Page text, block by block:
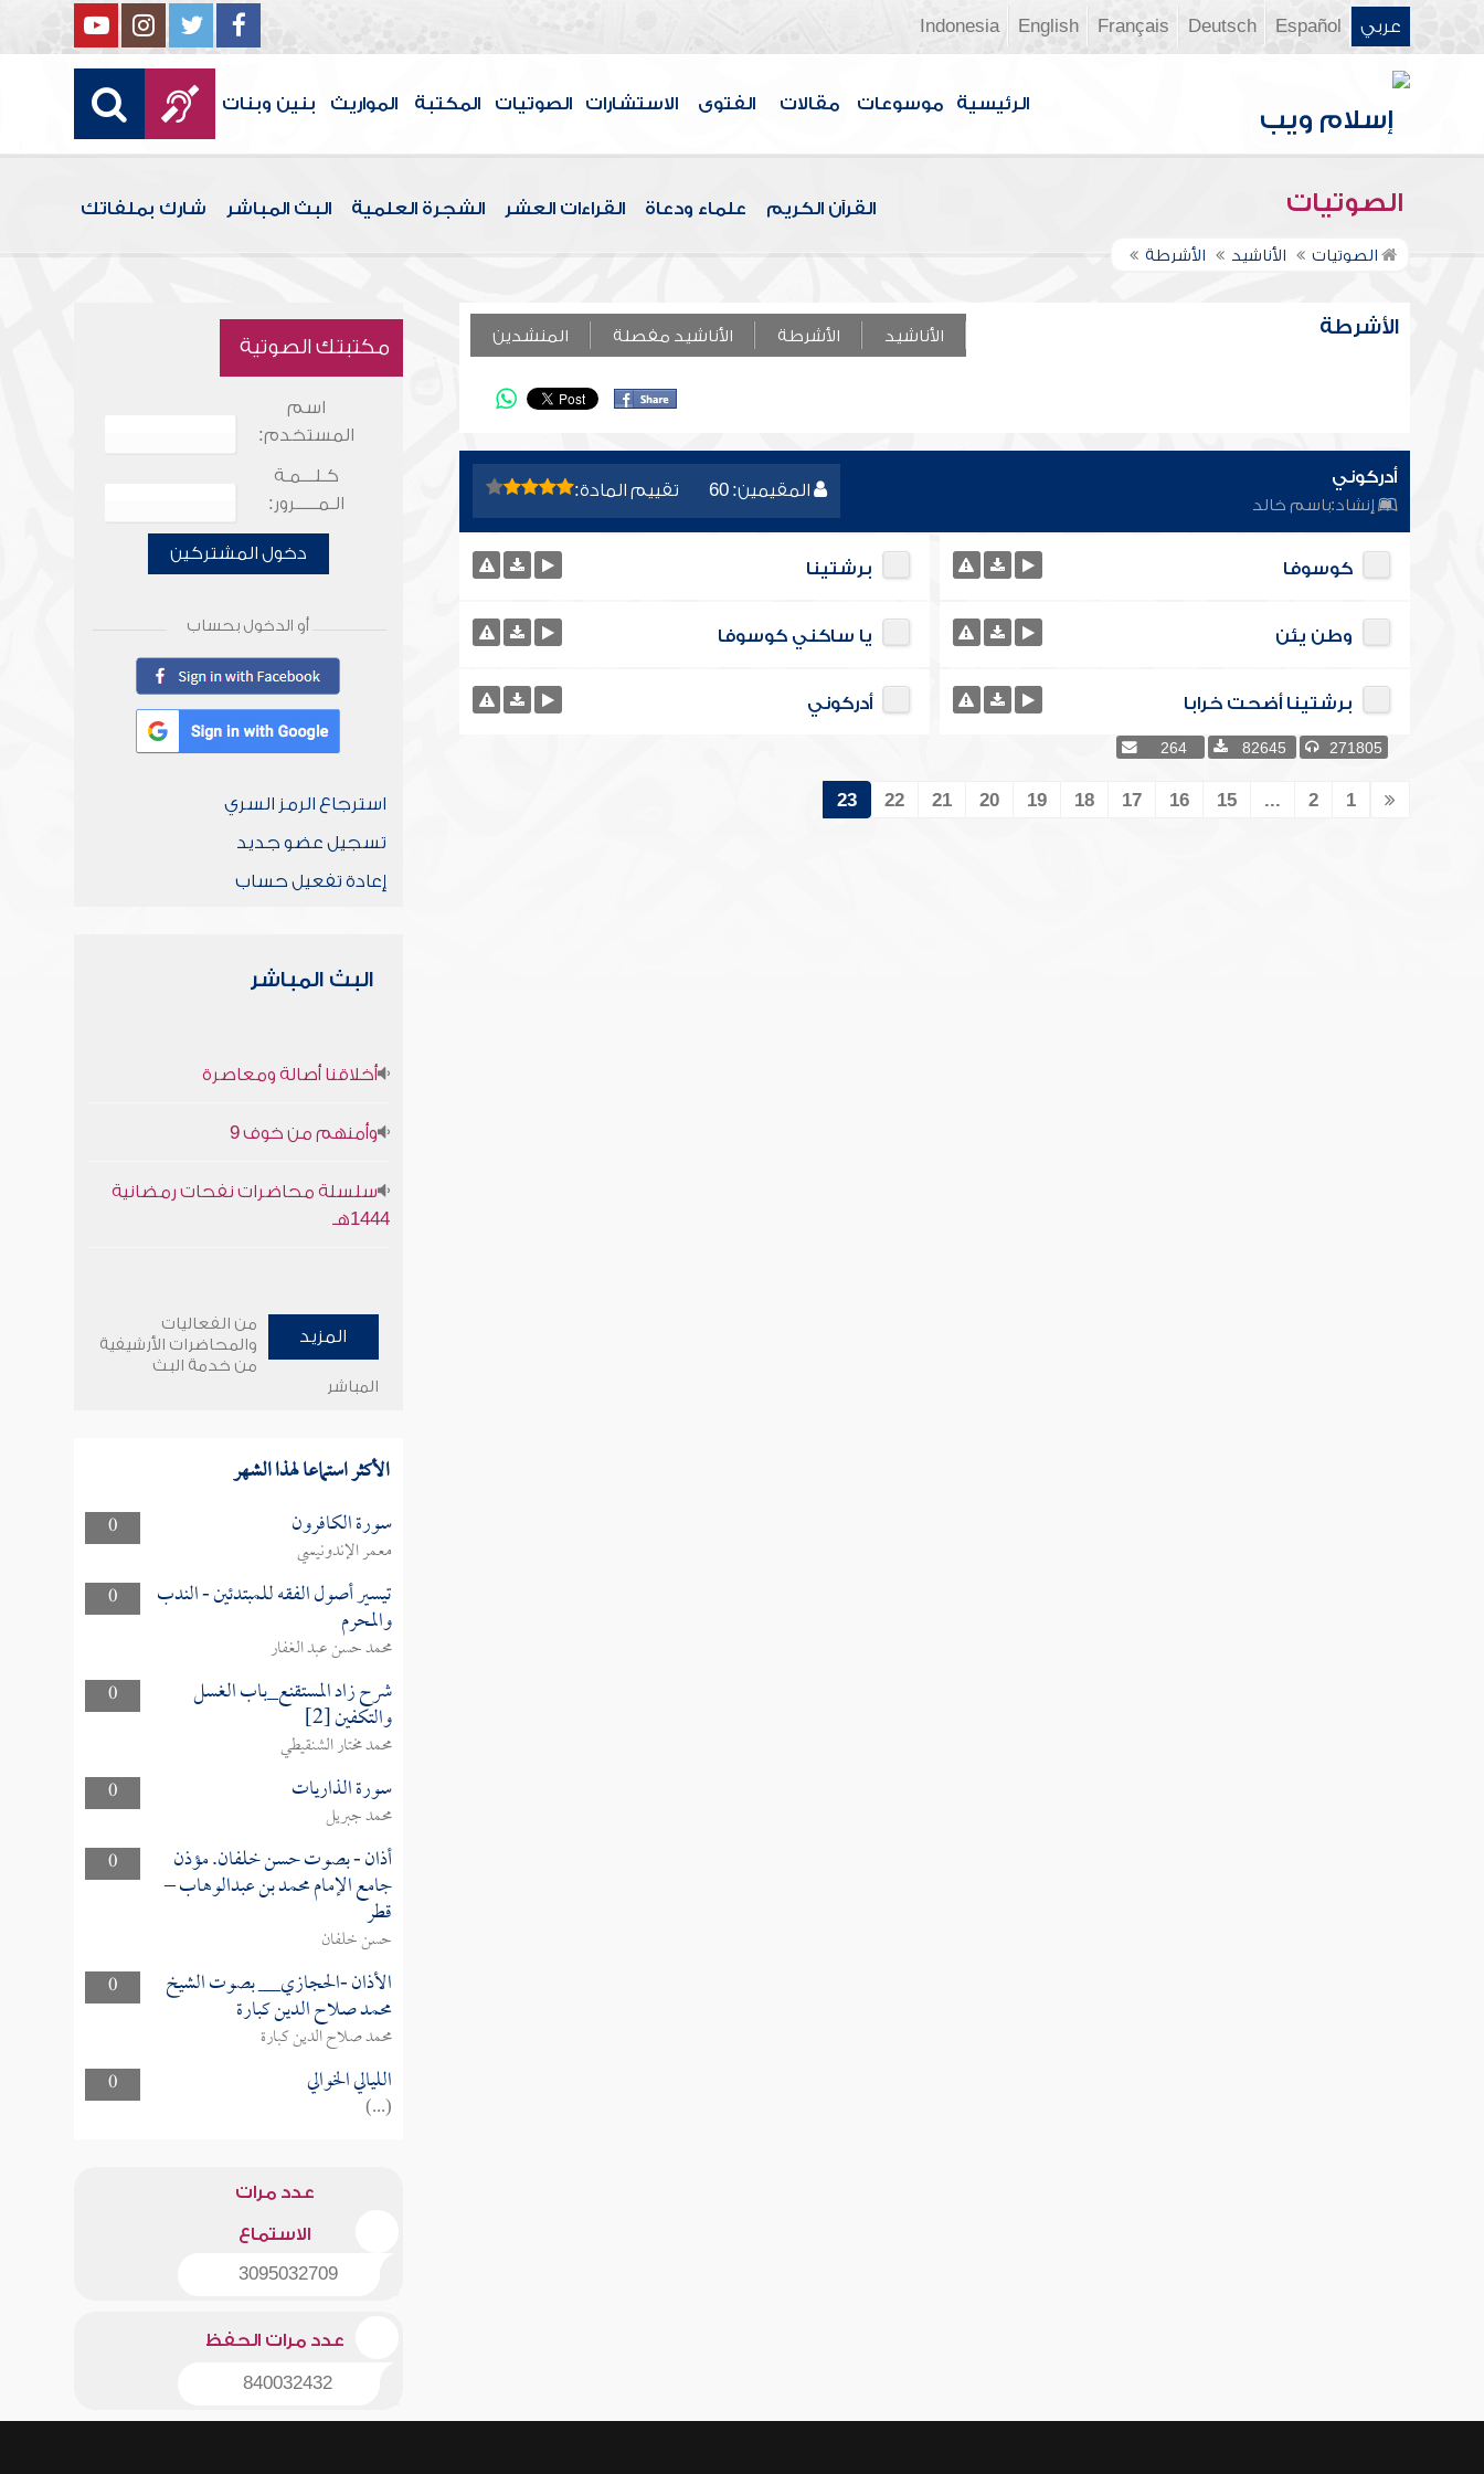
عربي Español
Deutsch
Français
English
Indonesia
الرئيسية موسوعات مقالات الفتوى الاستشارات الصوتيات المكتبة المواريث بنين وبنات
الصوتيات القرآن الكريم علماء ودعاة القراءات العشر الشجرة العلمية البث المباشر شارك بملفاتك
الصوتيات الأناشيد الأشرطة
الأشرطة الأناشيد الأشرطة الأناشيد مفصلة المنشدين
المقيمين: 60 تقييم المادة:
أدركوني
إنشاد:باسم خالد
كوسوفا برشتينا
وطن يئن يا ساكني كوسوفا
برشتينا أضحت خرابا أدركوني
271805
82645
264
1
2
...
15
16
17
18
19
20
21
22
23
مكتبتك الصوتية
اسم
المستخدم:
كـلـــمـة
الـمـــــرور:
دخول المشتركين
أو الدخول بحساب
استرجاع الرمز السري
تسجيل عضو جديد
إعادة تفعيل حساب
البث المباشر
أخلاقنا أصالة ومعاصرة
وأمنهم من خوف 9
سلسلة محاضرات نفحات رمضانية
1444هـ
المزيد
من الفعاليات
والمحاضرات الأرشيفية
من خدمة البث
المباشر
الأكثر استماعا لهذا الشهر
0 سورة الكافرون
معمر الإندونيسي
0
تيسير أصول الفقه للمبتدئين - الندب
والمحرم
محمد حسن عبد الغفار
0
شرح زاد المستقنع_باب الغسل
والتكفين [2]
محمد مختار الشنقيطي
0
سورة الذاريات
محمد جبريل
0
أذان - بصوت حسن خلفان. مؤذن
جامع الإمام محمد بن عبدالوهاب –
قطر
حسن خلفان
0
الأذان -الحجازي__ بصوت الشيخ
محمد صلاح الدين كبارة
محمد صلاح الدين كبارة
0
الليالي الخوالي
(...)
عدد مرات
الاستماع
3095032709
عدد مرات الحفظ
840032432